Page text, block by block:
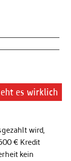
es wirklich
wird,
€ Kredit
kein